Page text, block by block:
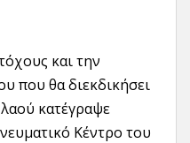
και την
που θα διεκδικήσει
κατέγραψε
Κέντρο του